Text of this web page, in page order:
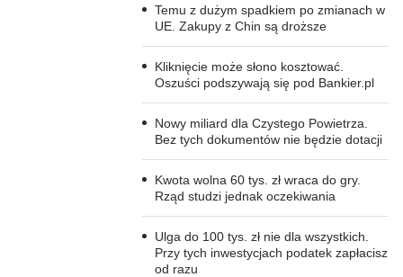
Temu z dużym spadkiem po zmianach w
UE. Zakupy z Chin są droższe
Kliknięcie może słono kosztować.
Oszuści podszywają się pod Bankier.pl
Nowy miliard dla Czystego Powietrza.
Bez tych dokumentów nie będzie dotacji
Kwota wolna 60 tys. zł wraca do gry.
Rząd studzi jednak oczekiwania
Ulga do 100 tys. zł nie dla wszystkich.
Przy tych inwestycjach podatek zapłacisz
od razu